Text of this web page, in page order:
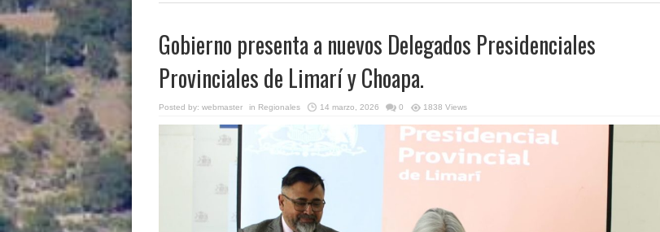
Gobierno presenta a nuevos Delegados Presidenciales
Provinciales de Limarí y Choapa.
Posted by: webmaster in Regionales 14 marzo, 2026 0 1838 Views